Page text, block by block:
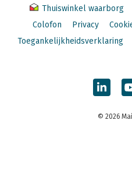
Thuiswinkel waarborg
Colofon
Privacy
Toegankelijkheidsverklaring
© 2026